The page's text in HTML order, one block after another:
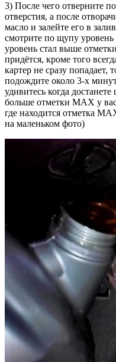
3) После чего отверните
отверстия, а после
масло и залейте его в
смотрите по щупу
уровень стал выше
придётся, кроме того
картер не сразу попадает,
подождите около 3-х
удивитесь когда
больше отметки MAX у
где находится отметка
на маленьком фото)